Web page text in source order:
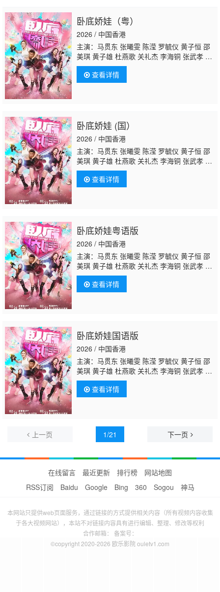
卧底娇娃（粤）
2026 / 中国香港
主演：马贯东 张曦雯 陈滢 罗毓仪 黄子恒 邵
美琪 黄子雄 杜燕歌 关礼杰 李海铜 张武孝 白
彪韦家雄 涂毓麟 关曜儁 吴子冲 钟柔美 刘展
霆 潘芳芳 邓永健 邬嘉骏 梁荺苓 庄易羚 姚宏
远 刘嘉琪 林浩文 王致迪 洪曼芹 叶凯茵 彭怀
查看详情
卧底娇娃 (国）
2026 / 中国香港
主演：马贯东 张曦雯 陈滢 罗毓仪 黄子恒 邵
美琪 黄子雄 杜燕歌 关礼杰 李海铜 张武孝 白
彪韦家雄 涂毓麟 关曜儁 吴子冲 钟柔美 刘展
霆 潘芳芳 邓永健 邬嘉骏 梁荺苓 庄易羚 姚宏
远 刘嘉琪 林浩文 王致迪 洪曼芹 叶凯茵 彭怀
查看详情
卧底娇娃粤语版
2026 / 中国香港
主演：马贯东 张曦雯 陈滢 罗毓仪 黄子恒 邵
美琪 黄子雄 杜燕歌 关礼杰 李海铜 张武孝 白
彪韦家雄 涂毓麟 关曜儁 吴子冲 钟柔美 刘展
霆 潘芳芳 邓永健 邬嘉骏 梁荺苓 庄易羚 姚宏
远 刘嘉琪 林浩文 王致迪 洪曼芹 叶凯茵 彭怀
查看详情
卧底娇娃国语版
2026 / 中国香港
主演：马贯东 张曦雯 陈滢 罗毓仪 黄子恒 邵
美琪 黄子雄 杜燕歌 关礼杰 李海铜 张武孝 白
彪韦家雄 涂毓麟 关曜儁 吴子冲 钟柔美 刘展
霆 潘芳芳 邓永健 邬嘉骏 梁荺苓 庄易羚 姚宏
远 刘嘉琪 林浩文 王致迪 洪曼芹 叶凯茵 彭怀
查看详情
上一页 1/21 下一页
在线留言 最近更新 排行榜
网站地图
RSS订阅
Baidu Google Bing 360 Sogou 神马
本网站只提供web页面服务，通过链接的方式提供相关内容（所有视频内容收集
于各大视频网站），本站不对链接内容具有进行编辑、整理、修改等权利
合作邮箱： 备案号：
©copyright 2020-2026 欧乐影院 ouletv1.com